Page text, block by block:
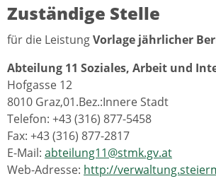
Zuständige Stelle
für die LeistungVorlage jährlicher
Abteilung 11 Soziales, Arbeit und
Hofgasse 12
8010 Graz,01.Bez.:Innere Stadt
Telefon: +43 (316) 877-5458
Fax: +43 (316) 877-2817
E-Mail: abteilung11@stmk.gv.at
Web-Adresse: http://